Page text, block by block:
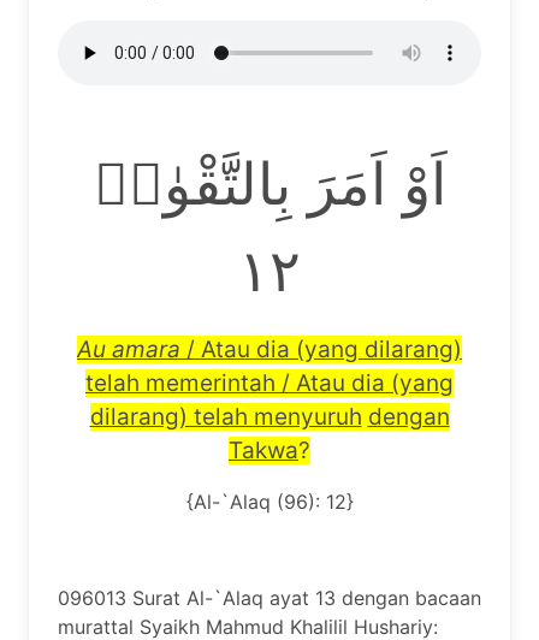
اَوْ اَمَرَ بِالتَّقْوٰىۗ
١٢
Au amara / Atau dia (yang dilarang)
telah memerintah / Atau dia (yang
dilarang) telah menyuruh dengan
Takwa?
{Al-`Alaq (96): 12}
096013 Surat Al-`Alaq ayat 13 dengan bacaan
murattal Syaikh Mahmud Khalilil Hushariy: